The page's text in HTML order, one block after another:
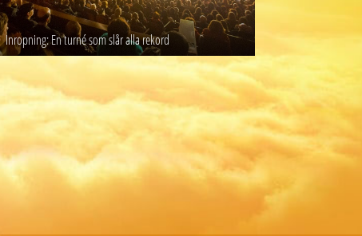
Inropning: En turné som slår alla rekord